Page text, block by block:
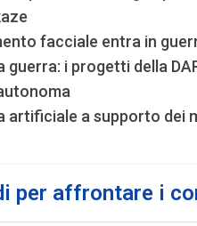
facciale entra in
guerra: i progetti della
artificiale a supporto dei
per affrontare i